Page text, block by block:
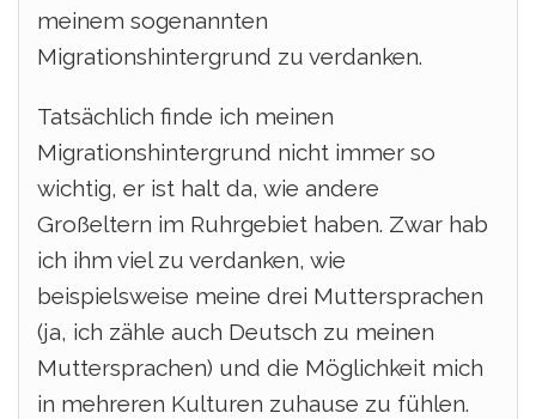
meinem sogenannten
Migrationshintergrund zu verdanken.
Tatsächlich finde ich meinen
Migrationshintergrund nicht immer so
wichtig, er ist halt da, wie andere
Großeltern im Ruhrgebiet haben. Zwar hab
ich ihm viel zu verdanken, wie
beispielsweise meine drei Muttersprachen
(ja, ich zähle auch Deutsch zu meinen
Muttersprachen) und die Möglichkeit mich
in mehreren Kulturen zuhause zu fühlen.